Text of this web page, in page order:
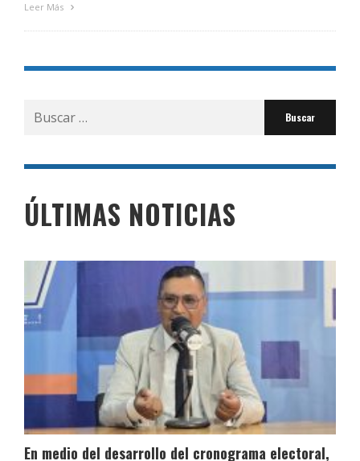
Leer Más
Buscar
por:
ÚLTIMAS NOTICIAS
En medio del desarrollo del cronograma electoral,